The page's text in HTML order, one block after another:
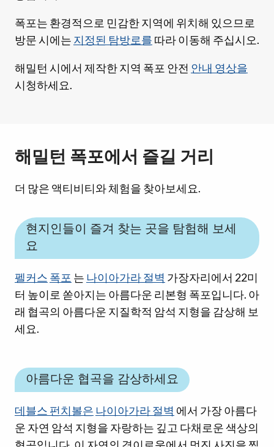
폭포는 환경적으로 민감한 지역에 위치해 있으므로
방문 시에는 지정된 탐방로를 따라 이동해 주십시오.
해밀턴 시에서 제작한 지역 폭포 안전 안내 영상을
시청하세요.
해밀턴 폭포에서 즐길 거리
더 많은 액티비티와 체험을 찾아보세요.
현지인들이 즐겨 찾는 곳을 탐험해 보세
요
펠커스 폭포 는 나이아가라 절벽 가장자리에서 22미
터 높이로 쏟아지는 아름다운 리본형 폭포입니다. 아
래 협곡의 아름다운 지질학적 암석 지형을 감상해 보
세요.
아름다운 협곡을 감상하세요
데블스 펀치볼은 나이아가라 절벽 에서 가장 아름다
운 자연 암석 지형을 자랑하는 깊고 다채로운 색상의